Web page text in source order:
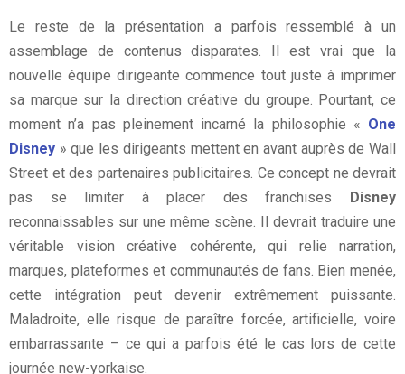
Le reste de la présentation a parfois ressemblé à un
assemblage de contenus disparates. Il est vrai que la
nouvelle équipe dirigeante commence tout juste à imprimer
sa marque sur la direction créative du groupe. Pourtant, ce
moment n’a pas pleinement incarné la philosophie « One
Disney » que les dirigeants mettent en avant auprès de Wall
Street et des partenaires publicitaires. Ce concept ne devrait
pas se limiter à placer des franchises Disney
reconnaissables sur une même scène. Il devrait traduire une
véritable vision créative cohérente, qui relie narration,
marques, plateformes et communautés de fans. Bien menée,
cette intégration peut devenir extrêmement puissante.
Maladroite, elle risque de paraître forcée, artificielle, voire
embarrassante – ce qui a parfois été le cas lors de cette
journée new-yorkaise.